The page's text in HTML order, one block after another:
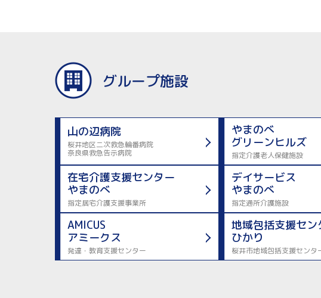
グループ施設
山の辺病院
桜井地区二次救急輪番病院
奈良県救急告示病院
やまのべ
グリーンヒルズ
指定介護老人保健施設
在宅介護支援センター
やまのべ
指定居宅介護支援事業所
デイサービス
やまのべ
指定通所介護施設
AMICUS
アミークス
発達・教育支援センター
地域包括支援セン
ひかり
桜井市地域包括支援センタ